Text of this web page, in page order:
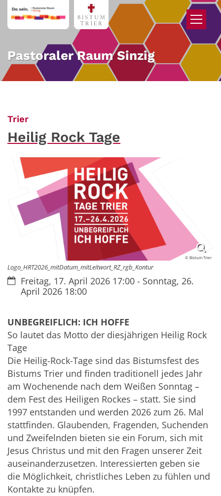
Zum Inhalt springen
Pastoraler Raum Sinzig
Trier:
Heilig Rock Tage
© Bistum Trier
Logo_HRT2026_mitDatum_mitLeitwort_RZ_rgb_Kontur
Datum:
Freitag, 17. April 2026 17:00 - Sonntag, 26.
April 2026 18:00
UNBEGREIFLICH: ICH HOFFE
So lautet das Motto der diesjährigen Heilig Rock
Tage
Die Heilig-Rock-Tage sind das Bistumsfest des
Bistums Trier und finden traditionell jedes Jahr
am Wochenende nach dem Weißen Sonntag –
dem Fest des Heiligen Rockes – statt. Sie sind
1997 entstanden und werden 2026 zum 26. Mal
stattfinden. Glaubenden, Fragenden, Suchenden
und Zweifelnden bieten sie ein Forum, sich mit
Jesus Christus und mit den Fragen unserer Zeit
auseinanderzusetzen. Interessierten geben sie
die Möglichkeit, christliches Leben zu fühlen und
Kontakte zu knüpfen.